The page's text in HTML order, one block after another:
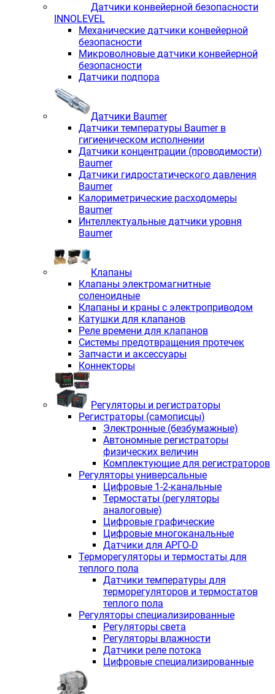
Датчики конвейерной безопасности
INNOLEVEL
Механические датчики конвейерной
безопасности
Микроволновые датчики конвейерной
безопасности
Датчики подпора
Датчики Baumer
Датчики температуры Baumer в
гигиеническом исполнении
Датчики концентрации (проводимости)
Baumer
Датчики гидростатического давления
Baumer
Калориметрические расходомеры
Baumer
Интеллектуальные датчики уровня
Baumer
Клапаны
Клапаны электромагнитные
соленоидные
Клапаны и краны с электроприводом
Катушки для клапанов
Реле времени для клапанов
Системы предотвращения протечек
Запчасти и аксессуары
Коннекторы
Регуляторы и регистраторы
Регистраторы (самописцы)
Электронные (безбумажные)
Автономные регистраторы
физических величин
Комплектующие для регистраторов
Регуляторы универсальные
Цифровые 1-2-канальные
Термостаты (регуляторы
аналоговые)
Цифровые графические
Цифровые многоканальные
Датчики для АРГО-D
Терморегуляторы и термостаты для
теплого пола
Датчики температуры для
терморегуляторов и термостатов
теплого пола
Регуляторы специализированные
Регуляторы света
Регуляторы влажности
Датчики реле потока
Цифровые специализированные